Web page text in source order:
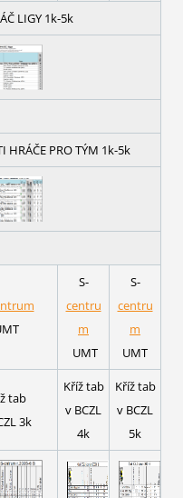
LIGY 1k-5k
HRÁČE PRO TÝM 1k-5k
S-
centru
m
UMT
S-
centru
m
UMT
tab
3k
Kříž tab
v BCZL
4k
Kříž tab
v BCZL
5k